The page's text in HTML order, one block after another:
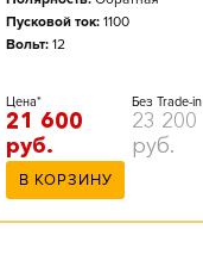
Пусковой ток: 1100
Вольт: 12
Цена*
21 600
руб.
Без Trade-in
23 200
руб.
В КОРЗИНУ